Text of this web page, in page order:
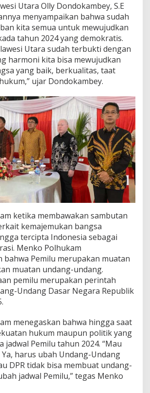
r
s
a
m
a
M
e
n
k
P
o
l
h
u
k
a
m
M
a
u
d
M
D
Utara Olly Dondokambey, S.E
menyampaikan bahwa sudah
kita semua untuk mewujudkan
tahun 2024 yang demokratis.
Utara sudah terbukti dengan
harmoni kita bisa mewujudkan
yang baik, berkualitas, taat
ujar Dondokambey.
ketika membawakan sambutan
kemajemukan bangsa
tercipta Indonesia sebagai
Menko Polhukam
bahwa Pemilu merupakan muatan
muatan undang-undang.
pemilu merupakan perintah
Undang Dasar Negara Republik
menegaskan bahwa hingga saat
hukum maupun politik yang
jadwal Pemilu tahun 2024. “Mau
Ya, harus ubah Undang-Undang
DPR tidak bisa membuat undang-
jadwal Pemilu,” tegas Menko